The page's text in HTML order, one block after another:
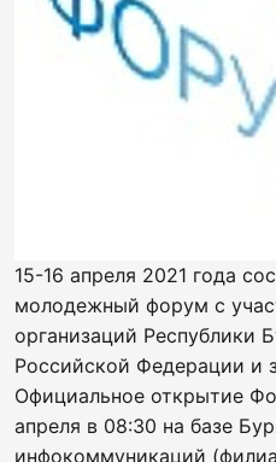
15-16 апреля 2021 года
молодежный форум с
организаций Республики
Российской Федерации и
Официальное открытие
апреля в 08:30 на базе
инфокоммуникаций